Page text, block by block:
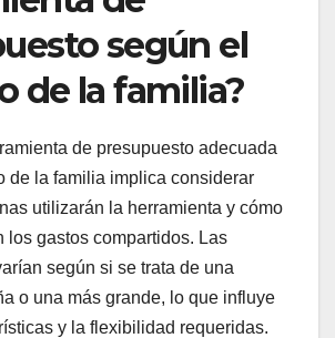
según el
de la familia?
de presupuesto adecuada
de la familia implica considerar
utilizarán la herramienta y cómo
los gastos compartidos. Las
según si se trata de una
o una más grande, lo que influye
y la flexibilidad requeridas.